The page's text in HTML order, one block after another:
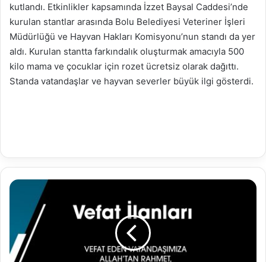
kutlandı. Etkinlikler kapsamında İzzet Baysal Caddesi’nde
kurulan stantlar arasında Bolu Belediyesi Veteriner İşleri
Müdürlüğü ve Hayvan Hakları Komisyonu’nun standı da yer
aldı. Kurulan stantta farkındalık oluşturmak amacıyla 500
kilo mama ve çocuklar için rozet ücretsiz olarak dağıttı.
Standa vatandaşlar ve hayvan severler büyük ilgi gösterdi.
16.05.2022